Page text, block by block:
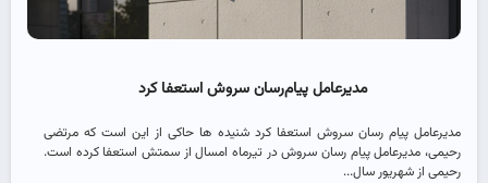
مدیرعامل پیام‌رسان سروش استعفا کرد
مدیرعامل پیام رسان سروش استعفا کرد شنیده ها حاکی از این است که مرتضی
رحیمی، مدیرعامل پیام رسان سروش در تیرماه امسال از سمتش استعفا کرده است.
رحیمی از شهریور سال...